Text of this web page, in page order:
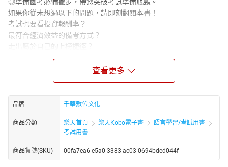
如果你從未想過以下的問題，請即刻翻閱本書！
考試也要看投資報酬率？
最符合經濟效益的備考方式？
走出屬於自己的上榜捷徑？
避免學習的邊際遞減效應發生？
如果你有以下問題，絕不能錯過本書！
考試百百款，不知道我適合哪一種考試？
準備考試很花時間，希望能一魚多吃。最適合自己的投考組
合是什麼？
兼職好還是全職好，是自學？補習？還是函授？
考試科目那麼多，要怎麼安排讀書計劃表？筆記怎麼做得更
怎麼面對他人眼光？怎麼斷絕誘惑？
當壓力排山倒海而來時……，我想放棄怎麼辦？
查看更多
品牌 千華數位文化
商品分類 樂天首頁 樂天Kobo電子書
語言學習/考試用書
考試用書
商品貨號(SKU) 00fa7ea6-e5a0-3383-ac03-0694bded044f